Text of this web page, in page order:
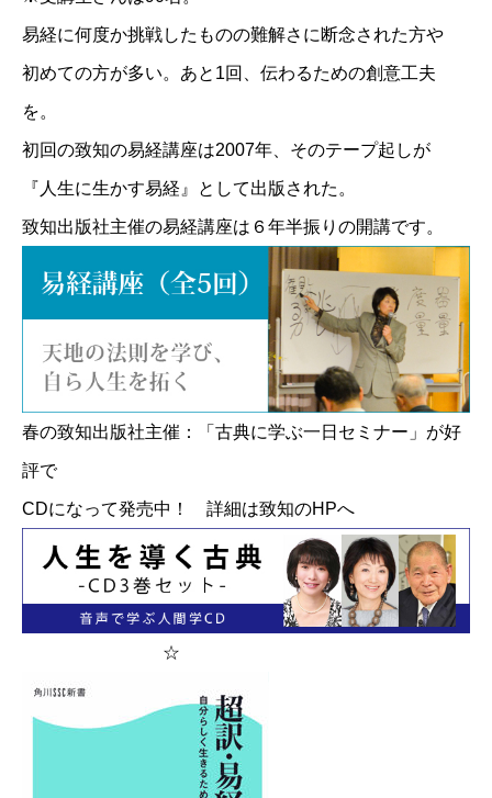
易経に何度か挑戦したものの難解さに断念された方や
初めての方が多い。あと1回、伝わるための創意工夫
を。
初回の致知の易経講座は2007年、そのテープ起しが
『人生に生かす易経』として出版された。
致知出版社主催の易経講座は６年半振りの開講です。
春の致知出版社主催：「古典に学ぶ一日セミナー」が好
評で
CDになって発売中！ 詳細は致知のHPへ
☆